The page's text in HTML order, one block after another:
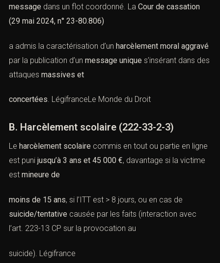
message dans un flot coordonné. La Cour de cassation
(29 mai 2024, n° 23-80.806)
a admis la caractérisation d’un harcèlement moral aggravé
par la publication d’un message unique s’insérant dans des
attaques massives et
concertées. LégifranceLe Monde du Droit
B. Harcèlement scolaire (222-33-2-3)
Le harcèlement scolaire commis en tout ou partie en ligne
est puni jusqu’à 3 ans et 45 000 €, davantage si la victime
est mineure de
moins de 15 ans, si l’ITT est > 8 jours, ou en cas de
suicide/tentative causée par les faits (interaction avec
l’art. 223-13 CP sur la provocation au
suicide). Légifrance